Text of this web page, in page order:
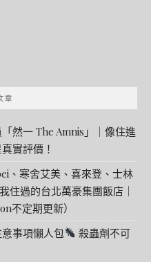
章
然一 The Amnis」｜像住進
實評價！
、寒舍艾美、喜來登、士林
住過的台北萬豪集團飯店｜
不定期更新）
事項懶人包
殺蟲劑不可